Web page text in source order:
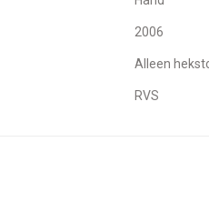
2006
alleen
RVS